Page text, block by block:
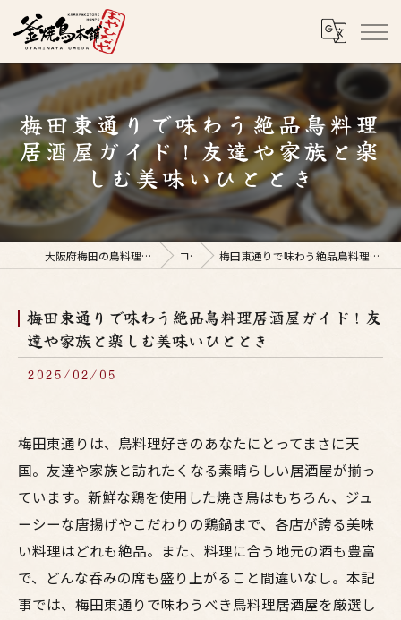
梅田東通りで味わう絶品鳥料理
居酒屋ガイド！友達や家族と楽
しむ美味いひととき
大阪府梅田の鳥料理なら釜焼鳥本舗おやひなや 梅田店 コラム 梅田東通りで味わう絶品鳥料理居酒屋ガイド！友達や家族と楽しむ美味いひととき
梅田東通りで味わう絶品鳥料理居酒屋ガイド！友
達や家族と楽しむ美味いひととき
2025/02/05
梅田東通りは、鳥料理好きのあなたにとってまさに天
国。友達や家族と訪れたくなる素晴らしい居酒屋が揃っ
ています。新鮮な鶏を使用した焼き鳥はもちろん、ジュ
ーシーな唐揚げやこだわりの鶏鍋まで、各店が誇る美味
い料理はどれも絶品。また、料理に合う地元の酒も豊富
で、どんな呑みの席も盛り上がること間違いなし。本記
事では、梅田東通りで味わうべき鳥料理居酒屋を厳選し